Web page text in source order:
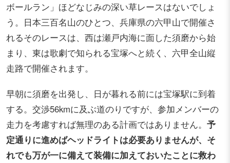
ボールラン」ほどなじみの深い草レースはないでしょ
う。日本三百名山のひとつ、兵庫県の六甲山で開催さ
れるそのレースは、西は瀬戸内海に面した須磨から始
まり、東は歌劇で知られる宝塚へと続く、六甲全山縦
走路で開催されます。
早朝に須磨を出発し、日が暮れる前には宝塚駅に到着
する。交渉56kmに及ぶ道のりですが、参加メンバーの
走力を考慮すれば無理のある計画ではありません。 予
定通りに進めばヘッドライトは必要ありませんが、そ
れでも万が一に備えて装備に加えておいたことに救わ